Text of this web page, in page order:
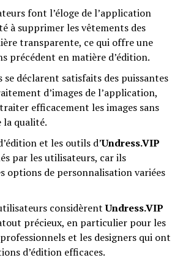
font l’éloge de l’application
à supprimer les vêtements des
transparente, ce qui offre une
précédent en matière d’édition.
se déclarent satisfaits des puissantes
d’images de l’application,
efficacement les images sans
qualité.
et les outils d’Undress.VIP
par les utilisateurs, car ils
options de personnalisation variées
considèrentUndress.VIP
précieux, en particulier pour les
et les designers qui ont
d’édition efficaces.